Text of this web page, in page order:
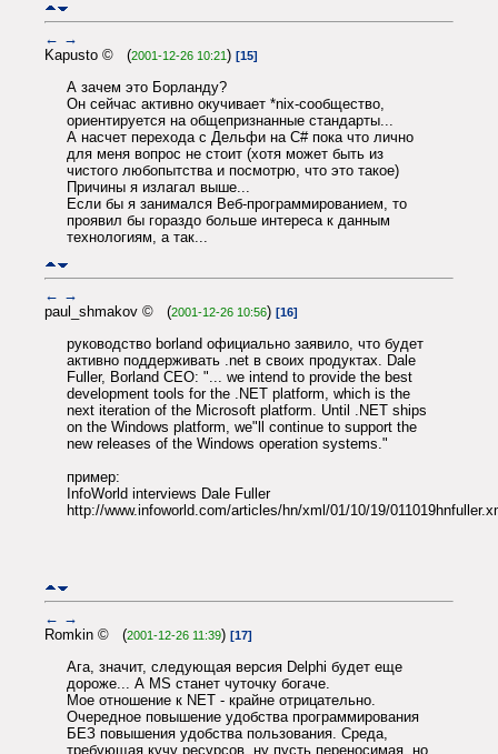
← →
Kapusto © (2001-12-26 10:21 ) [15]
А зачем это Борланду?
Он сейчас активно окучивает *nix-сообщество,
ориентируется на общепризнанные стандарты...
А насчет перехода с Дельфи на C# пока что лично
для меня вопрос не стоит (хотя может быть из
чистого любопытства и посмотрю, что это такое)
Причины я излагал выше...
Если бы я занимался Веб-программированием, то
проявил бы гораздо больше интереса к данным
технологиям, а так...
← →
paul_shmakov © (2001-12-26 10:56) [16]
руководство borland официально заявило, что будет
активно поддерживать .net в своих продуктах. Dale
Fuller, Borland CEO: "... we intend to provide the best
development tools for the .NET platform, which is the
next iteration of the Microsoft platform. Until .NET ships
on the Windows platform, we"ll continue to support the
new releases of the Windows operation systems."
пример:
InfoWorld interviews Dale Fuller
http://www.infoworld.com/articles/hn/xml/01/10/19/
← →
Romkin © (2001-12-26 11:39) [17]
Ага, значит, следующая версия Delphi будет еще
дороже... А MS станет чуточку богаче.
Мое отношение к NET - крайне отрицательно.
Очередное повышение удобства программирования
БЕЗ повышения удобства пользования. Среда,
требующая кучу ресурсов, ну пусть переносимая, но